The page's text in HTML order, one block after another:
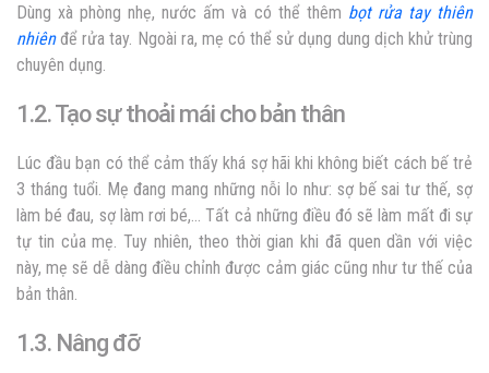
Dùng xà phòng nhẹ, nước ấm và có thể thêm bọt rửa tay thiên
nhiênđể rửa tay. Ngoài ra, mẹ có thể sử dụng dung dịch khử trùng
chuyên dụng.
1.2. Tạo sự thoải mái cho bản thân
Lúc đầu bạn có thể cảm thấy khá sợ hãi khi không biết cách bế trẻ
3 tháng tuổi. Mẹ đang mang những nỗi lo như: sợ bế sai tư thế, sợ
làm bé đau, sợ làm rơi bé,… Tất cả những điều đó sẽ làm mất đi sự
tự tin của mẹ. Tuy nhiên, theo thời gian khi đã quen dần với việc
này, mẹ sẽ dễ dàng điều chỉnh được cảm giác cũng như tư thế của
bản thân.
1.3. Nâng đỡ